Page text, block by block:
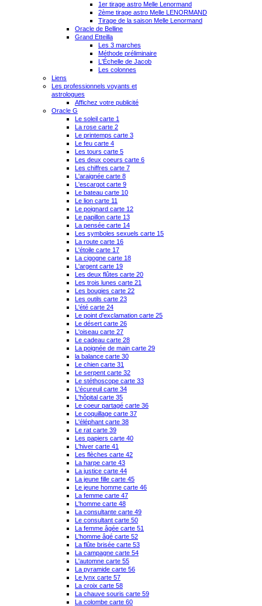
1er tirage astro Melle Lenormand
2ème tirage astro Melle LENORMAND
Tirage de la saison Melle Lenormand
Oracle de Belline
Grand Etteilla
Les 3 marches
Méthode préliminaire
L'Échelle de Jacob
Les colonnes
Liens
Les professionnels voyants et
astrologues
Affichez votre publicité
Oracle G
Le soleil carte 1
La rose carte 2
Le printemps carte 3
Le feu carte 4
Les tours carte 5
Les deux coeurs carte 6
Les chiffres carte 7
L'araignée carte 8
L'escargot carte 9
Le bateau carte 10
Le lion carte 11
Le poignard carte 12
Le papillon carte 13
La pensée carte 14
Les symboles sexuels carte 15
La route carte 16
L'étoile carte 17
La cigogne carte 18
L'argent carte 19
Les deux flûtes carte 20
Les trois lunes carte 21
Les bougies carte 22
Les outils carte 23
L'été carte 24
Le point d'exclamation carte 25
Le désert carte 26
L'oiseau carte 27
Le cadeau carte 28
La poignée de main carte 29
la balance carte 30
Le chien carte 31
Le serpent carte 32
Le stéthoscope carte 33
L'écureuil carte 34
L'hôpital carte 35
Le coeur partagé carte 36
Le coquillage carte 37
L'éléphant carte 38
Le rat carte 39
Les papiers carte 40
L'hiver carte 41
Les flèches carte 42
La harpe carte 43
La justice carte 44
La jeune fille carte 45
Le jeune homme carte 46
La femme carte 47
L'homme carte 48
La consultante carte 49
Le consultant carte 50
La femme âgée carte 51
L'homme âgé carte 52
La flûte brisée carte 53
La campagne carte 54
L'automne carte 55
La pyramide carte 56
Le lynx carte 57
La croix carte 58
La chauve souris carte 59
La colombe carte 60